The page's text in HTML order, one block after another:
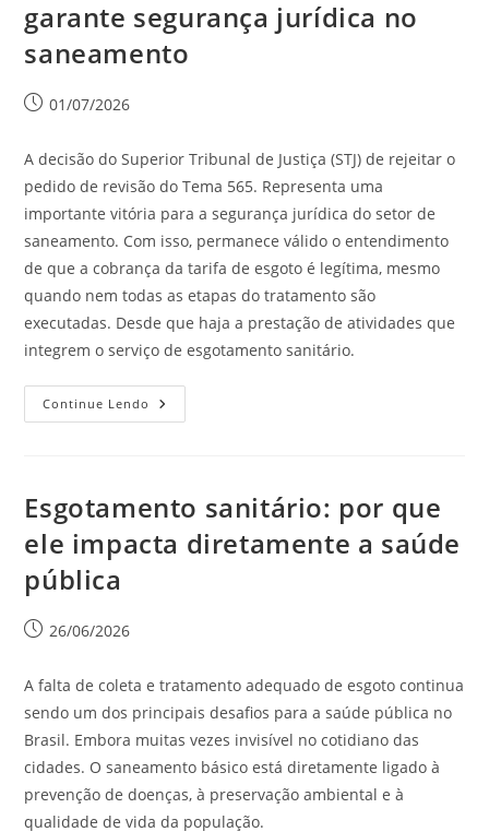
garante segurança jurídica no
saneamento
01/07/2026
A decisão do Superior Tribunal de Justiça (STJ) de rejeitar o
pedido de revisão do Tema 565. Representa uma
importante vitória para a segurança jurídica do setor de
saneamento. Com isso, permanece válido o entendimento
de que a cobrança da tarifa de esgoto é legítima, mesmo
quando nem todas as etapas do tratamento são
executadas. Desde que haja a prestação de atividades que
integrem o serviço de esgotamento sanitário.
Continue Lendo
Esgotamento sanitário: por que
ele impacta diretamente a saúde
pública
26/06/2026
A falta de coleta e tratamento adequado de esgoto continua
sendo um dos principais desafios para a saúde pública no
Brasil. Embora muitas vezes invisível no cotidiano das
cidades. O saneamento básico está diretamente ligado à
prevenção de doenças, à preservação ambiental e à
qualidade de vida da população.